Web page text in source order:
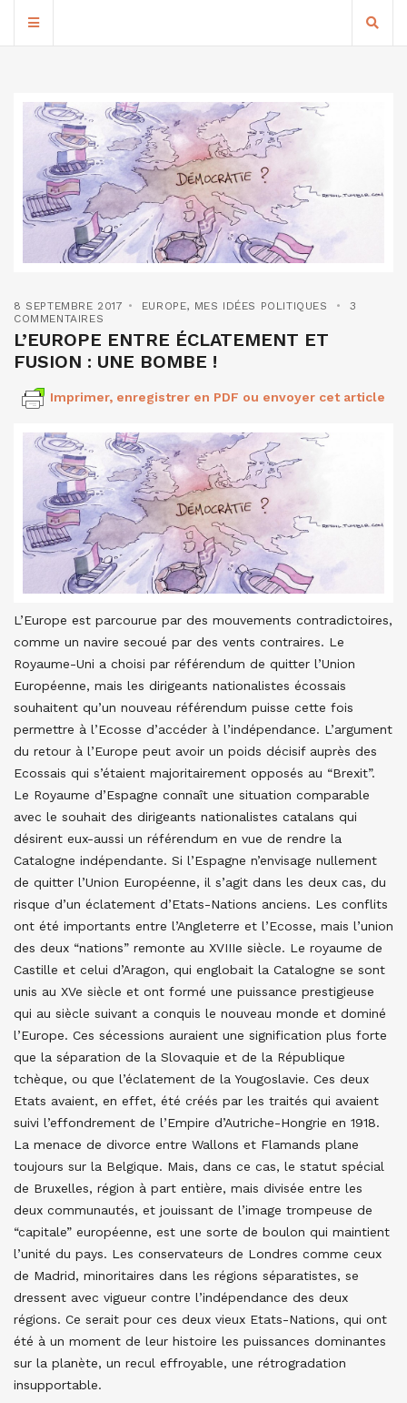
8 SEPTEMBRE 2017 EUROPE, MES IDÉES POLITIQUES
3
COMMENTAIRES
L’EUROPE ENTRE ÉCLATEMENT ET
FUSION : UNE BOMBE !
Imprimer, enregistrer en PDF ou envoyer cet article
L’Europe est parcourue par des mouvements contradictoires,
comme un navire secoué par des vents contraires. Le
Royaume-Uni a choisi par référendum de quitter l’Union
Européenne, mais les dirigeants nationalistes écossais
souhaitent qu’un nouveau référendum puisse cette fois
permettre à l’Ecosse d’accéder à l’indépendance. L’argument
du retour à l’Europe peut avoir un poids décisif auprès des
Ecossais qui s’étaient majoritairement opposés au “Brexit”.
Le Royaume d’Espagne connaît une situation comparable
avec le souhait des dirigeants nationalistes catalans qui
désirent eux-aussi un référendum en vue de rendre la
Catalogne indépendante. Si l’Espagne n’envisage nullement
de quitter l’Union Européenne, il s’agit dans les deux cas, du
risque d’un éclatement d’Etats-Nations anciens. Les conflits
ont été importants entre l’Angleterre et l’Ecosse, mais l’union
des deux “nations” remonte au XVIIIe siècle. Le royaume de
Castille et celui d’Aragon, qui englobait la Catalogne se sont
unis au XVe siècle et ont formé une puissance prestigieuse
qui au siècle suivant a conquis le nouveau monde et dominé
l’Europe. Ces sécessions auraient une signification plus forte
que la séparation de la Slovaquie et de la République
tchèque, ou que l’éclatement de la Yougoslavie. Ces deux
Etats avaient, en effet, été créés par les traités qui avaient
suivi l’effondrement de l’Empire d’Autriche-Hongrie en 1918.
La menace de divorce entre Wallons et Flamands plane
toujours sur la Belgique. Mais, dans ce cas, le statut spécial
de Bruxelles, région à part entière, mais divisée entre les
deux communautés, et jouissant de l’image trompeuse de
“capitale” européenne, est une sorte de boulon qui maintient
l’unité du pays. Les conservateurs de Londres comme ceux
de Madrid, minoritaires dans les régions séparatistes, se
dressent avec vigueur contre l’indépendance des deux
régions. Ce serait pour ces deux vieux Etats-Nations, qui ont
été à un moment de leur histoire les puissances dominantes
sur la planète, un recul effroyable, une rétrogradation
insupportable.